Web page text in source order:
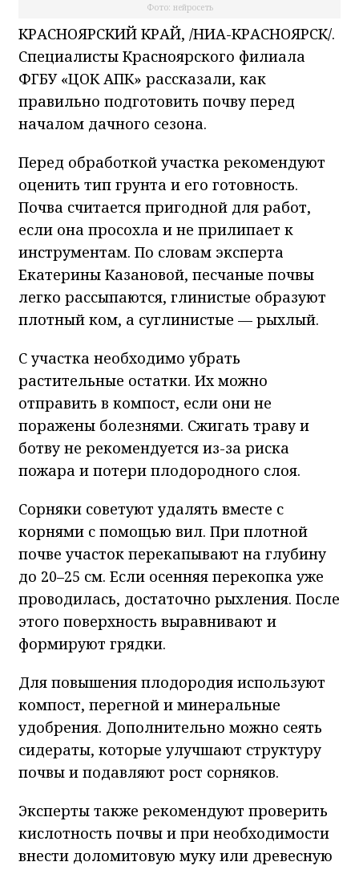
Фото: нейросеть
КРАСНОЯРСКИЙ КРАЙ, /НИА-КРАСНОЯРСК/.
Специалисты Красноярского филиала
ФГБУ «ЦОК АПК» рассказали, как
правильно подготовить почву перед
началом дачного сезона.
Перед обработкой участка рекомендуют
оценить тип грунта и его готовность.
Почва считается пригодной для работ,
если она просохла и не прилипает к
инструментам. По словам эксперта
Екатерины Казановой, песчаные почвы
легко рассыпаются, глинистые образуют
плотный ком, а суглинистые — рыхлый.
С участка необходимо убрать
растительные остатки. Их можно
отправить в компост, если они не
поражены болезнями. Сжигать траву и
ботву не рекомендуется из-за риска
пожара и потери плодородного слоя.
Сорняки советуют удалять вместе с
корнями с помощью вил. При плотной
почве участок перекапывают на глубину
до 20–25 см. Если осенняя перекопка уже
проводилась, достаточно рыхления. После
этого поверхность выравнивают и
формируют грядки.
Для повышения плодородия используют
компост, перегной и минеральные
удобрения. Дополнительно можно сеять
сидераты, которые улучшают структуру
почвы и подавляют рост сорняков.
Эксперты также рекомендуют проверить
кислотность почвы и при необходимости
внести доломитовую муку или древесную